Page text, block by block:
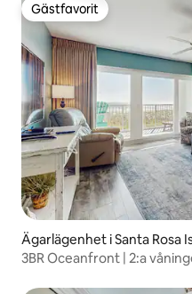
Gästfavorit
Gästfavorit
Ägarlägenhet i Santa Rosa
3BR Oceanfront | 2:a